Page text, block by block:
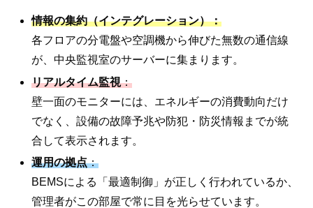
情報の集約（インテグレーション）：
各フロアの分電盤や空調機から伸びた無数の通信線
が、中央監視室のサーバーに集まります。
リアルタイム監視：
壁一面のモニターには、エネルギーの消費動向だけ
でなく、設備の故障予兆や防犯・防災情報までが統
合して表示されます。
運用の拠点：
BEMSによる「最適制御」が正しく行われているか、
管理者がこの部屋で常に目を光らせています。